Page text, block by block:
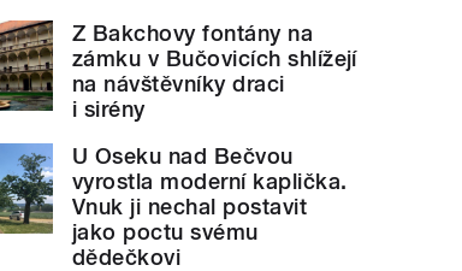
Z Bakchovy fontány na
zámku v Bučovicích shlížejí
na návštěvníky draci
i sirény
U Oseku nad Bečvou
vyrostla moderní kaplička.
Vnuk ji nechal postavit
jako poctu svému
dědečkovi